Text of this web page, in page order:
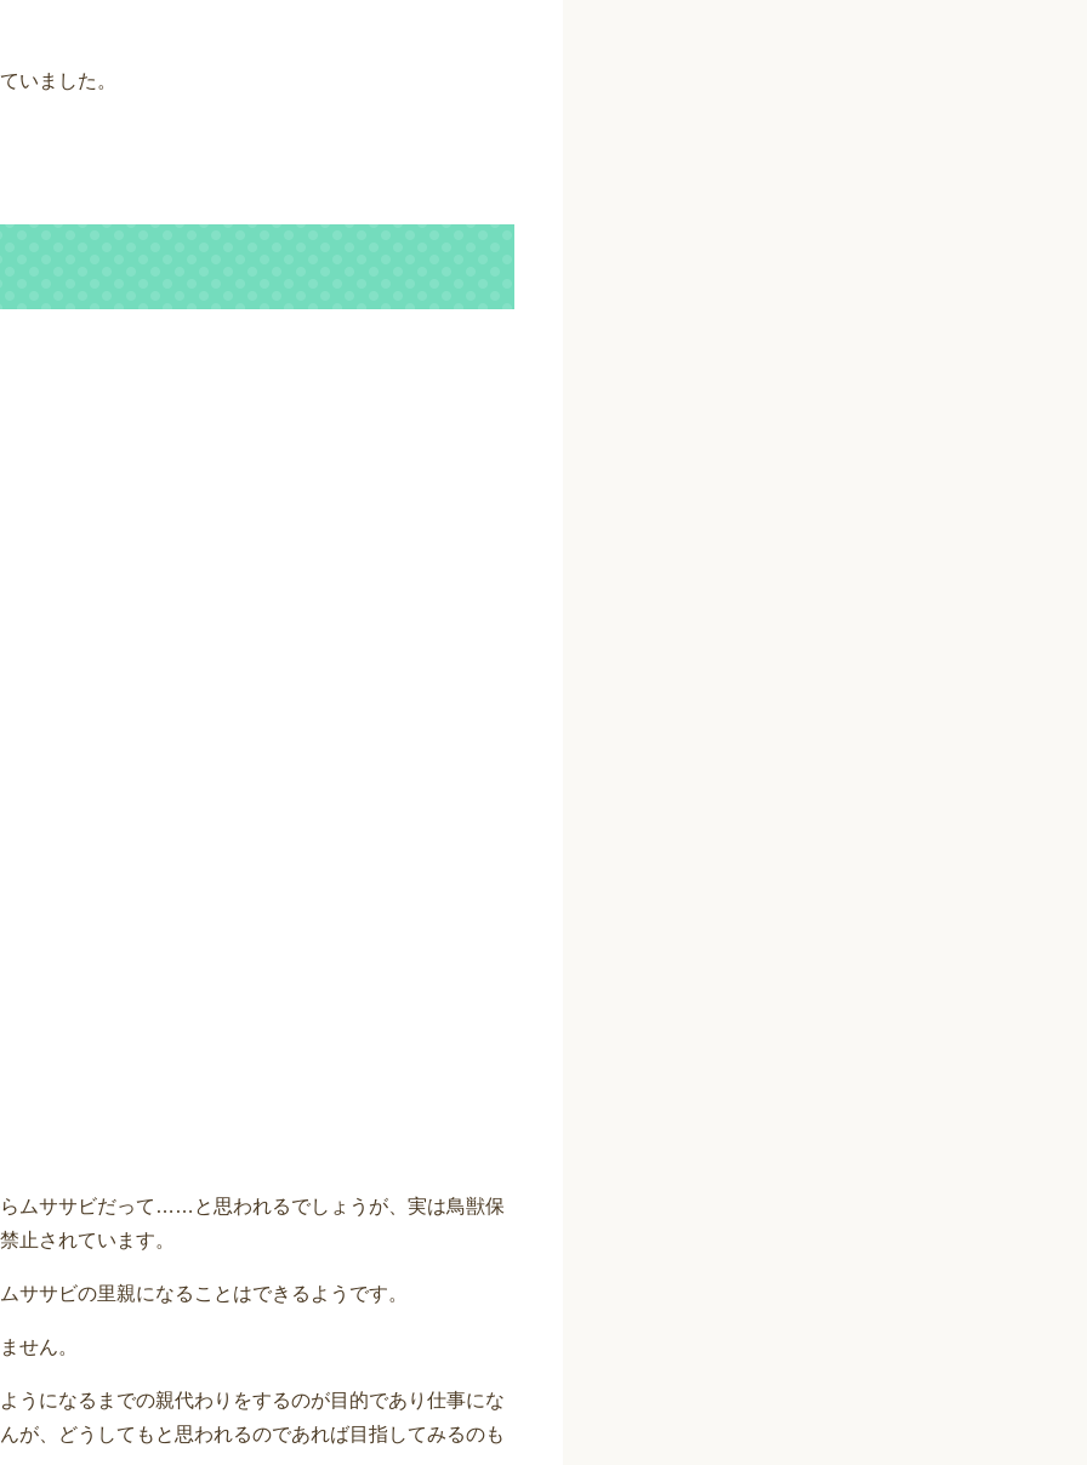
いました。
ムササビだって……と思われるでしょうが、実は鳥獣保
止されています。
ササビの里親になることはできるようです。
せん。
うになるまでの親代わりをするのが目的であり仕事にな
が、どうしてもと思われるのであれば目指してみるのも